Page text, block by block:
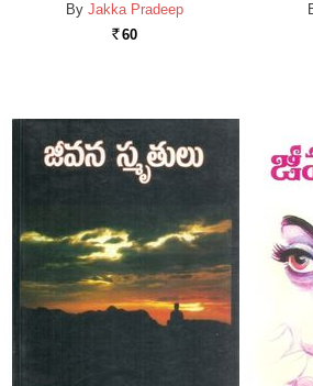
By Jakka Pradeep
Rs. 60